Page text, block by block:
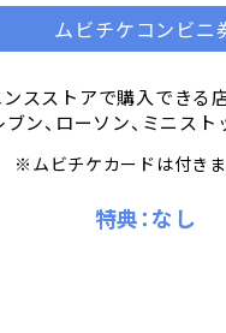
ムビチケコンビニ
スストアで購入できる
ン、ローソン、ミニス
※ムビチケカードは付きま
特典：なし